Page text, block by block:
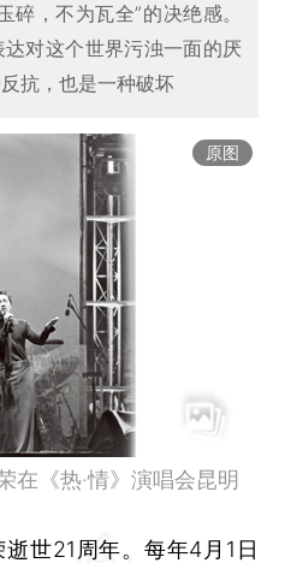
碎，不为瓦全”的决绝感。
对这个世界污浊一面的厌
抗，也是一种破坏
原图
《热·情》演唱会昆明
21周年。每年4月1日